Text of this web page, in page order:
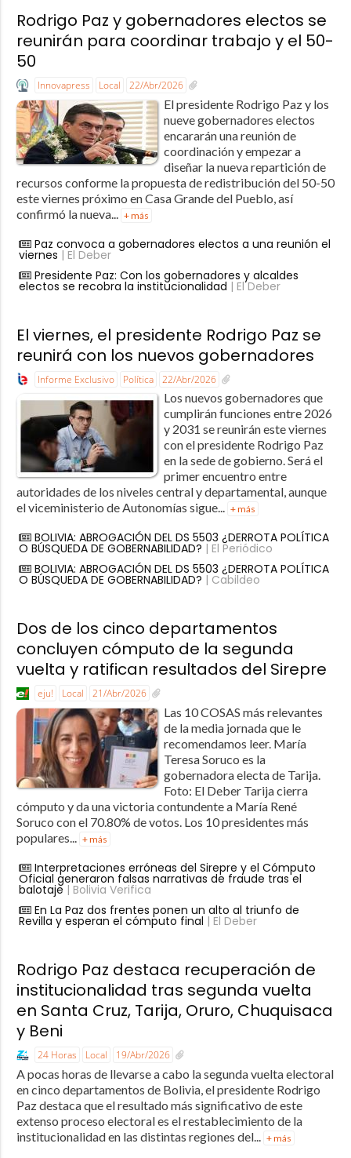
Rodrigo Paz y gobernadores electos se
reunirán para coordinar trabajo y el 50-
50
Innovapress Local 22/Abr/2026
El presidente Rodrigo Paz y los
nueve gobernadores electos
encararán una reunión de
coordinación y empezar a
diseñar la nueva repartición de
recursos conforme la propuesta de redistribución del 50-50
este viernes próximo en Casa Grande del Pueblo, así
confirmó la nueva...
+ más
Paz convoca a gobernadores electos a una reunión el
viernes | El Deber
Presidente Paz: Con los gobernadores y alcaldes
electos se recobra la institucionalidad | El Deber
El viernes, el presidente Rodrigo Paz se
reunirá con los nuevos gobernadores
Informe Exclusivo Política 22/Abr/2026
Los nuevos gobernadores que
cumplirán funciones entre 2026
y 2031 se reunirán este viernes
con el presidente Rodrigo Paz
en la sede de gobierno. Será el
primer encuentro entre
autoridades de los niveles central y departamental, aunque
el viceministerio de Autonomías sigue... + más
BOLIVIA: ABROGACIÓN DEL DS 5503 ¿DERROTA POLÍTICA
O BÚSQUEDA DE GOBERNABILIDAD? | El Periódico
BOLIVIA: ABROGACIÓN DEL DS 5503 ¿DERROTA POLÍTICA
O BÚSQUEDA DE GOBERNABILIDAD? | Cabildeo
Dos de los cinco departamentos
concluyen cómputo de la segunda
vuelta y ratifican resultados del Sirepre
eju! Local 21/Abr/2026
Las 10 COSAS más relevantes
de la media jornada que le
recomendamos leer. María
Teresa Soruco es la
gobernadora electa de Tarija.
Foto: El Deber Tarija cierra
cómputo y da una victoria contundente a María René
Soruco con el 70.80% de votos. Los 10 presidentes más
populares... + más
Interpretaciones erróneas del Sirepre y el Cómputo
Oficial generaron falsas narrativas de fraude tras el
balotaje| Bolivia Verifica
En La Paz dos frentes ponen un alto al triunfo de
Revilla y esperan el cómputo final | El Deber
Rodrigo Paz destaca recuperación de
institucionalidad tras segunda vuelta
en Santa Cruz, Tarija, Oruro, Chuquisaca
y Beni
24 Horas Local 19/Abr/2026
A pocas horas de llevarse a cabo la segunda vuelta electoral
en cinco departamentos de Bolivia, el presidente Rodrigo
Paz destaca que el resultado más significativo de este
extenso proceso electoral es el restablecimiento de la
institucionalidad en las distintas regiones del... + más